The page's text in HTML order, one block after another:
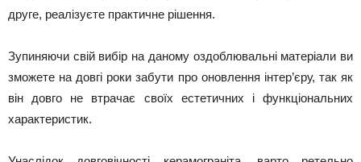
друге, реалізуєте практичне рішення.
Зупиняючи свій вибір на даному оздоблювальні матеріали ви
зможете на довгі роки забути про оновлення інтер’єру, так як
він довго не втрачає своїх естетичних і функціональних
характеристик.